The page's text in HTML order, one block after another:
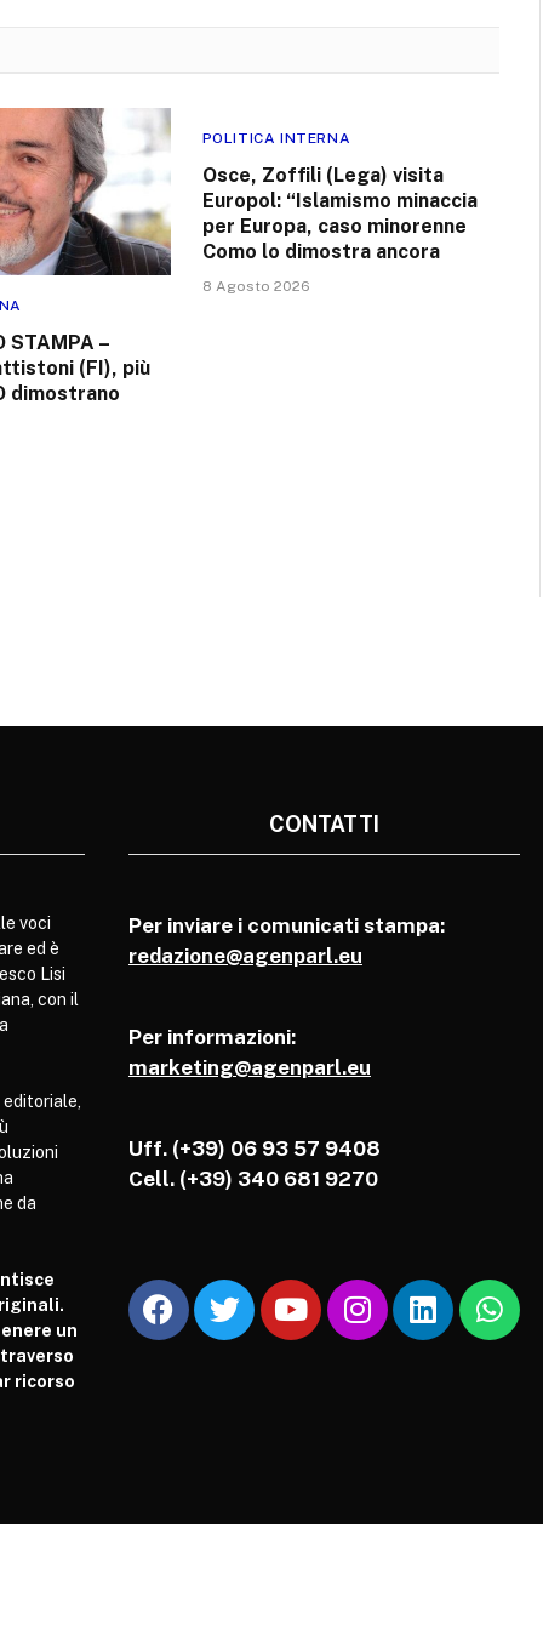
STAMPA –
(FI), più
dimostrano
POLITICA INTERNA
Osce, Zoffili (Lega) visita
Europol: “Islamismo minaccia
per Europa, caso minorenne
Como lo dimostra ancora
8 Agosto 2026
voci
ed è
Lisi
con il
da
un
ricorso
CONTATTI
Per inviare i comunicati stampa:
redazione@agenparl.eu
Per informazioni:
marketing@agenparl.eu
Uff. (+39) 06 93 57 9408
Cell. (+39) 340 681 9270